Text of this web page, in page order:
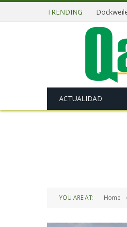
TRENDING
ACTUALIDAD
YOU ARE AT: Home